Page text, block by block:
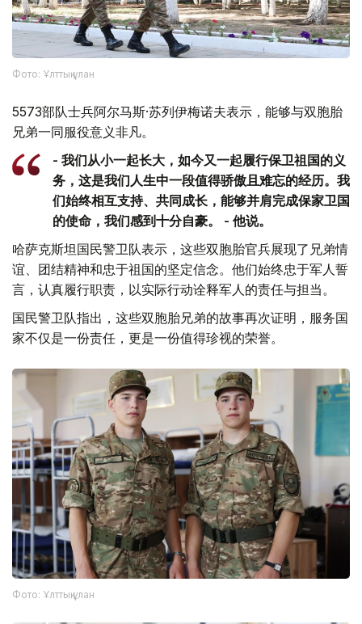
Фото: Ұлттық ұлан
5573部队士兵阿尔马斯·苏列伊梅诺夫表示，能够与双胞胎
兄弟一同服役意义非凡。
- 我们从小一起长大，如今又一起履行保卫祖国的义
务，这是我们人生中一段值得骄傲且难忘的经历。我
们始终相互支持、共同成长，能够并肩完成保家卫国
的使命，我们感到十分自豪。 - 他说。
哈萨克斯坦国民警卫队表示，这些双胞胎官兵展现了兄弟情
谊、团结精神和忠于祖国的坚定信念。他们始终忠于军人誓
言，认真履行职责，以实际行动诠释军人的责任与担当。
国民警卫队指出，这些双胞胎兄弟的故事再次证明，服务国
家不仅是一份责任，更是一份值得珍视的荣誉。
Фото: Ұлттық ұлан